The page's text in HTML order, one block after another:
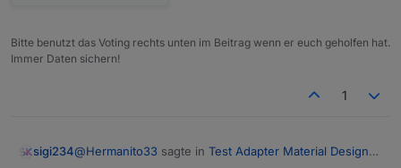
Bitte benutzt das Voting rechts unten im Beitrag wenn er euch geholfen hat.
Immer Daten sichern!
1
sigi234@Hermanito33 sagte in Test Adapter Material Design